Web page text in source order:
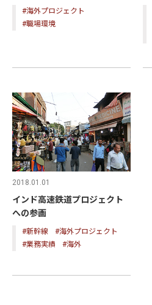
#海外プロジェクト
#職場環境
2018.01.01
インド高速鉄道プロジェクト
への参画
#新幹線
#海外プロジェクト
#業務実績
#海外